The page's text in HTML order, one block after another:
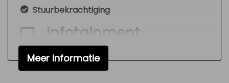
Stuurbekrachtiging
Infotainment
Navigatiesysteem
Radio cd speler
Meer informatie